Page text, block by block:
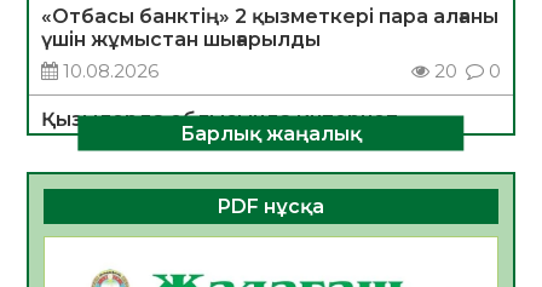
«Отбасы банктің» 2 қызметкері пара алғаны
үшін жұмыстан шығарылды
10.08.2026
20 0
Қызылорда облысында интернет
алаяқтықтың алдын алуға бағытталған
БАСТАР ЖОЛ
Барлық жаңалық
PDF нұсқа